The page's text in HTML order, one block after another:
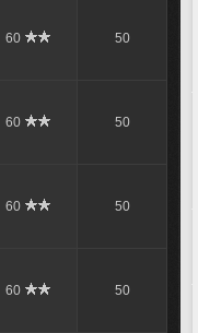
60 50
60 50
60 50
60 50